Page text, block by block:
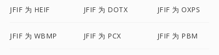
JFIF 为 HEIF JFIF 为 DOTX JFIF 为 OXPS
JFIF 为 WBMP JFIF 为 PCX JFIF 为 PBM